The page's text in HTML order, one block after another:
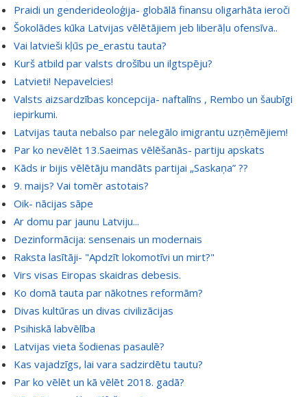
Praidi un genderideoloģija- globālā finansu oligarhāta ieroči
Šokolādes kūka Latvijas vēlētājiem jeb liberāļu ofensīva..
Vai latvieši kļūs pe_erastu tauta?
Kurš atbild par valsts drošību un ilgtspēju?
Latvieti! Nepavelcies!
Valsts aizsardzības koncepcija- naftalīns , Rembo un šaubīgi
iepirkumi.
Latvijas tauta nebalso par nelegālo imigrantu uzņēmējiem!
Par ko nevēlēt 13.Saeimas vēlēšanās- partiju apskats
Kāds ir bijis vēlētāju mandāts partijai „Saskaņa” ??
9. maijs? Vai tomēr astotais?
Oik- nācijas sāpe
Ar domu par jaunu Latviju...
Dezinformācija: sensenais un modernais
Raksta lasītāji- "Apdzīt lokomotīvi un mirt?"
Virs visas Eiropas skaidras debesis.
Ko domā tauta par nākotnes reformām?
Divas kultūras un divas civilizācijas
Psihiskā labvēlība
Latvijas vieta šodienas pasaulē?
Kas vajadzīgs, lai vara sadzirdētu tautu?
Par ko vēlēt un kā vēlēt 2018. gadā?